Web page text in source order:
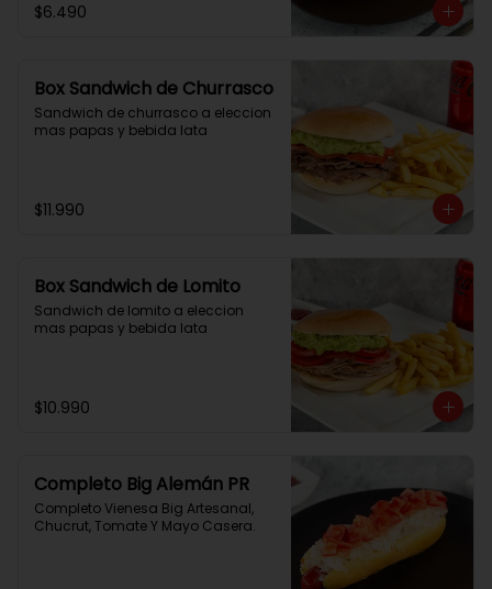
$6.490
Box Sandwich de Churrasco
Sandwich de churrasco a eleccion
mas papas y bebida lata
$11.990
Box Sandwich de Lomito
Sandwich de lomito a eleccion
mas papas y bebida lata
$10.990
Completo Big Alemán PR
Completo Vienesa Big Artesanal,
Chucrut, Tomate Y Mayo Casera.